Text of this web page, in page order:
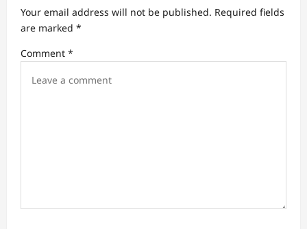
t
i
o
Your email address will not be published. Required fields
are marked *
Comment *